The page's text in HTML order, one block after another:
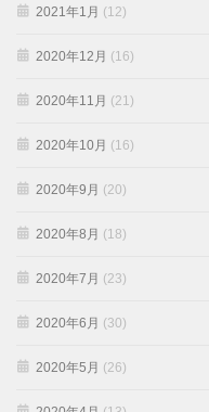
2021年1月 (12)
2020年12月 (16)
2020年11月 (21)
2020年10月 (16)
2020年9月 (20)
2020年8月 (18)
2020年7月 (23)
2020年6月 (30)
2020年5月 (26)